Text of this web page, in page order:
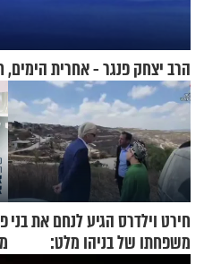
הרב יצחק פנגר - אחרית הימים,
חירט וילדרס הגיע לנחם את בני
משפחתו של בניהו מלט: